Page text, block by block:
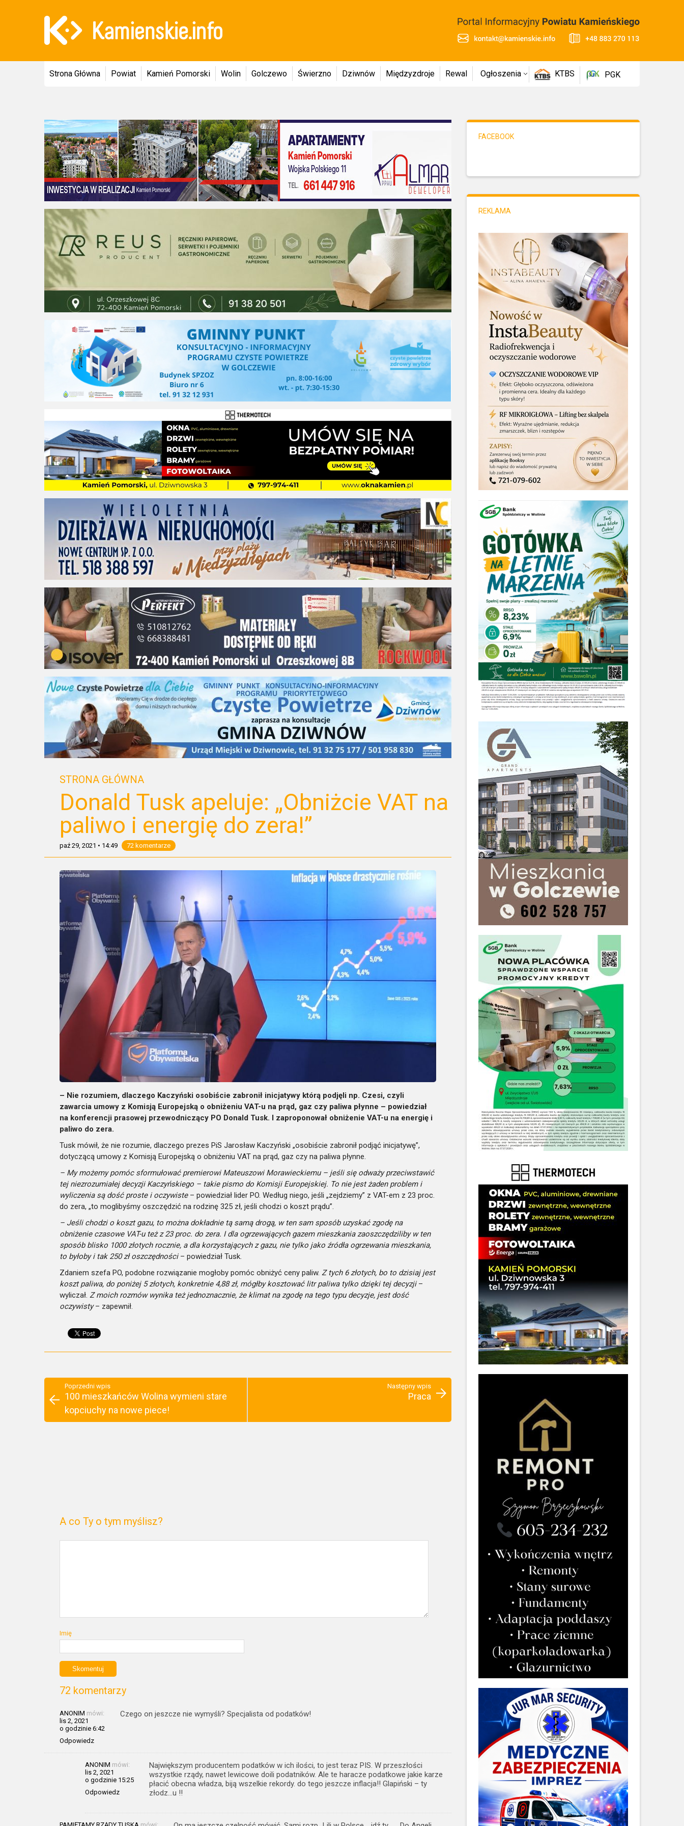
Strona Główna Powiat Kamień Pomorski Wolin Golczewo Świerzno Dziwnów Międzyzdroje Rewal Ogłoszenia KTBS PGK
STRONA GŁÓWNA
Donald Tusk apeluje: „Obniżcie VAT na
paliwo i energię do zera!”
paź 29, 2021 • 14:49 72 komentarze
– Nie rozumiem, dlaczego Kaczyński osobiście zabronił inicjatywy którą podjęli np. Czesi, czyli
zawarcia umowy z Komisją Europejską o obniżeniu VAT-u na prąd, gaz czy paliwa płynne – powiedział
na konferencji prasowej przewodniczący PO Donald Tusk. I zaproponował obniżenie VAT-u na energię i
paliwo do zera.
Tusk mówił, że nie rozumie, dlaczego prezes PiS Jarosław Kaczyński „osobiście zabronił podjąć inicjatywę”,
dotyczącą umowy z Komisją Europejską o obniżeniu VAT na prąd, gaz czy na paliwa płynne.
– My możemy pomóc sformułować premierowi Mateuszowi Morawieckiemu – jeśli się odważy przeciwstawić
tej niezrozumiałej decyzji Kaczyńskiego – takie pismo do Komisji Europejskiej. To nie jest żaden problem i
wyliczenia są dość proste i oczywiste– powiedział lider PO. Według niego, jeśli „zejdziemy” z VAT-em z 23 proc.
do zera, „to moglibyśmy oszczędzić na rodzinę 325 zł, jeśli chodzi o koszt prądu”.
– Jeśli chodzi o koszt gazu, to można dokładnie tą samą drogą, w ten sam sposób uzyskać zgodę na
obniżenie czasowe VAT-u też z 23 proc. do zera. I dla ogrzewających gazem mieszkania zaoszczędziliby w ten
sposób blisko 1000 złotych rocznie, a dla korzystających z gazu, nie tylko jako źródła ogrzewania mieszkania,
to byłoby i tak 250 zł oszczędności– powiedział Tusk.
Zdaniem szefa PO, podobne rozwiązanie mogłoby pomóc obniżyć ceny paliw. Z tych 6 złotych, bo to dzisiaj jest
koszt paliwa, do poniżej 5 złotych, konkretnie 4,88 zł, mógłby kosztować litr paliwa tylko dzięki tej decyzji–
wyliczał. Z moich rozmów wynika też jednoznacznie, że klimat na zgodę na tego typu decyzje, jest dość
oczywisty– zapewnił.
Poprzedni wpis
100 mieszkańców Wolina wymieni stare
kopciuchy na nowe piece!
Następny wpis
Praca
A co Ty o tym myślisz?
Imię
72 komentarzy
ANONIM mówi:
lis 2, 2021
o godzinie 6:42
Odpowiedz
Czego on jeszcze nie wymyśli? Specjalista od podatków!
ANONIM mówi:
lis 2, 2021
o godzinie 15:25
Odpowiedz
Największym producentem podatków w ich ilości, to jest teraz PIS. W przeszłości
wszystkie rządy, nawet lewicowe doili podatników. Ale te haracze podatkowe jakie karze
płacić obecna władza, biją wszelkie rekordy. do tego jeszcze inflacja!! Glapiński – ty
złodz…u !!
FACEBOOK
REKLAMA